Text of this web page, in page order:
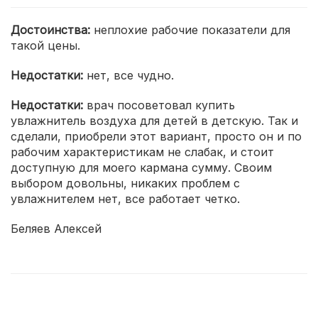
Достоинства: неплохие рабочие показатели для
такой цены.
Недостатки: нет, все чудно.
Недостатки: врач посоветовал купить
увлажнитель воздуха для детей в детскую. Так и
сделали, приобрели этот вариант, просто он и по
рабочим характеристикам не слабак, и стоит
доступную для моего кармана сумму. Своим
выбором довольны, никаких проблем с
увлажнителем нет, все работает четко.
Беляев Алексей